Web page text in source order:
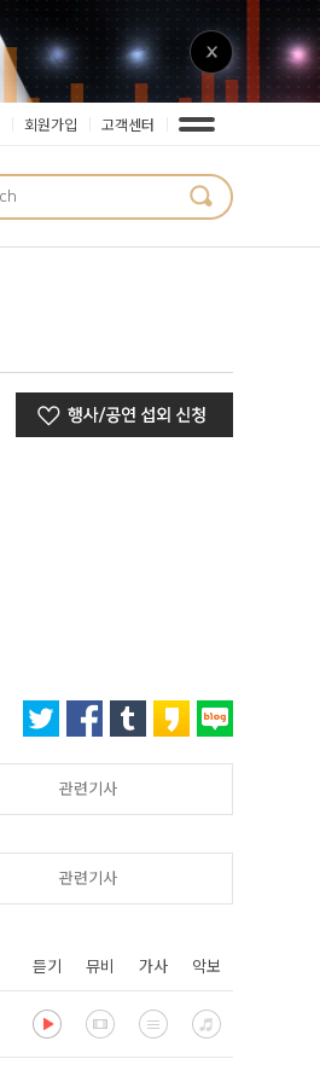
회원가입 고객센터
관련기사
관련기사
듣기 뮤비 가사 악보